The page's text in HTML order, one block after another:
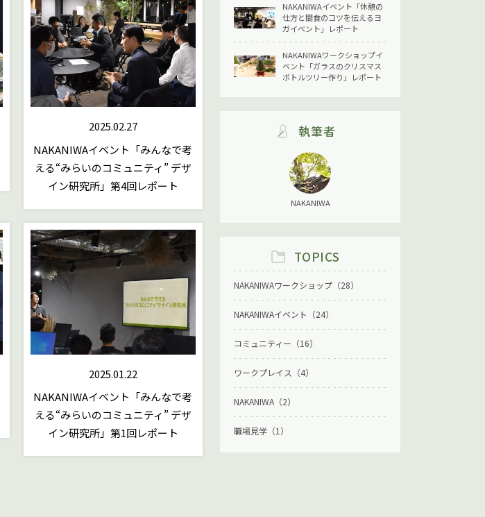
2025.02.27
NAKANIWAイベント「みんなで考
える“みらいのコミュニティ” デザ
イン研究所」第4回レポート
2025.01.22
NAKANIWAイベント「みんなで考
える“みらいのコミュニティ” デザ
イン研究所」第1回レポート
NAKANIWAイベント「休憩の
仕方と間食のコツを伝えるヨ
ガイベント」レポート
NAKANIWAワークショップイ
ベント「ガラスのクリスマス
ボトルツリー作り」レポート
執筆者
NAKANIWA
TOPICS
NAKANIWAワークショップ（28）
NAKANIWAイベント（24）
コミュニティー（16）
ワークプレイス（4）
NAKANIWA（2）
職場見学（1）